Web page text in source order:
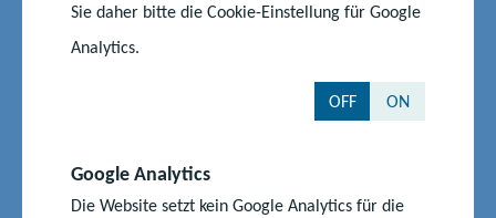
Sie daher bitte die Cookie-Einstellung für Google
Analytics.
OFF ON
Google Analytics
Die Website setzt kein Google Analytics für die
der IHK zu Schwerin und Geschäftsbereichsleiter Aus- und
Weiterbildung, wurde erneut zum neuen Vorsitzenden
Norddeutschland und Torsten Zarnikow vom Landeselternrat
unterstützen.